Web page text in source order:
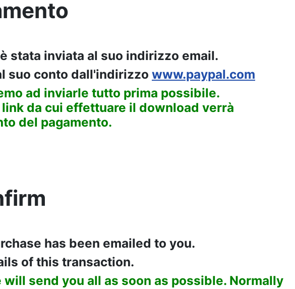
stata inviata al suo indirizzo email.
suo conto dall'indirizzo www.paypal.com
ad inviarle tutto prima possibile.
da cui effettuare il download verrà
del pagamento.
has been emailed to you.
of this transaction.
send you all as soon as possible. Normally